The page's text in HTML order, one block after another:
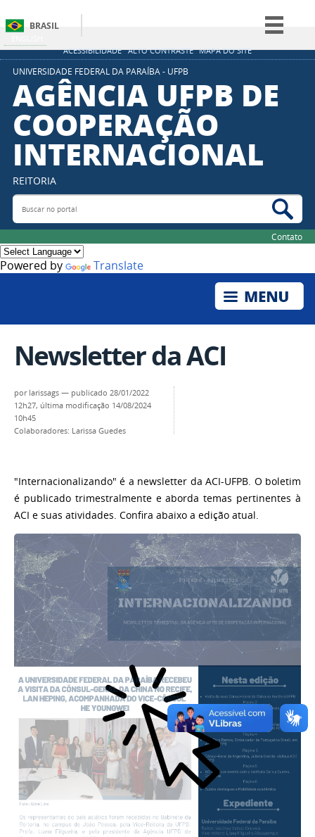
ACESSIBILIDADE ALTO CONTRASTE MAPA DO SITE
BRASIL
Simplifique!
Participe
Acesso à informação
Legislação
Canais
UNIVERSIDADE FEDERAL DA PARAÍBA - UFPB
AGÊNCIA UFPB DE
COOPERAÇÃO
INTERNACIONAL
REITORIA
Buscar no portal
Contato
Powered by Translate
Newsletter da ACI
por larissags — publicado 28/01/2022
12h27, última modificação 14/08/2024
10h45
Colaboradores: Larissa Guedes
"Internacionalizando" é a newsletter da ACI-UFPB. O boletim
é publicado trimestralmente e aborda temas pertinentes à
ACI e suas atividades. Confira abaixo a edição atual.